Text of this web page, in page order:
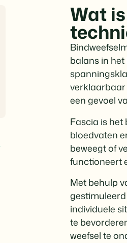
Wat
balans in
verklaarbaar
een gevoel
Fascia is
bloedvaten
beweegt of
functioneert
Met behulp
individuele
te
weefsel te